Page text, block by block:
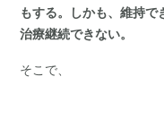
もする。しかも、維持
治療継続できない。
そこで、